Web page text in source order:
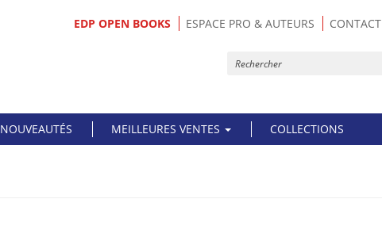
EDP OPEN BOOKS ESPACE PRO & AUTEURS CONTACT
NOUVEAUTÉS MEILLEURES VENTES COLLECTIONS